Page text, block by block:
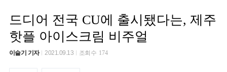
드디어 전국 CU에 출시됐다는, 제주
핫플 아이스크림 비주얼
이슬기 기자 2021.09.13 조회수 174